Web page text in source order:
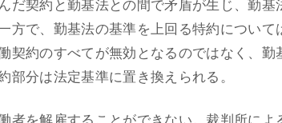
だ契約と勤基法との間で矛盾が生じ、勤
方で、勤基法の基準を上回る特約につい
契約のすべてが無効となるのではなく、
部分は法定基準に置き換えられる。